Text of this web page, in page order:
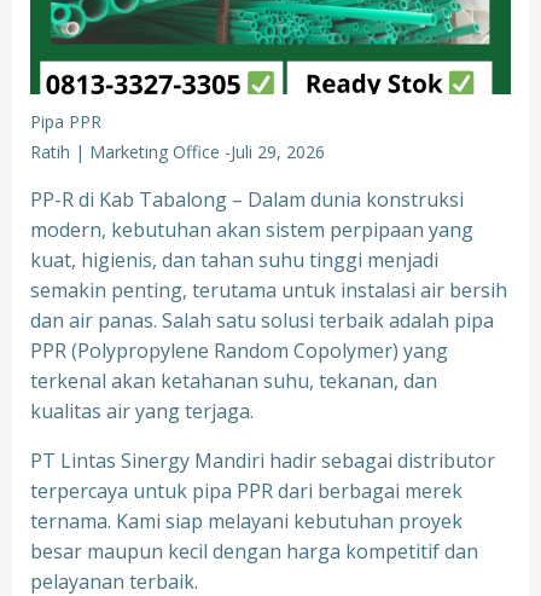
Pipa PPR
Ratih | Marketing Office -Juli 29, 2026
PP-R di Kab Tabalong – Dalam dunia konstruksi
modern, kebutuhan akan sistem perpipaan yang
kuat, higienis, dan tahan suhu tinggi menjadi
semakin penting, terutama untuk instalasi air bersih
dan air panas. Salah satu solusi terbaik adalah pipa
PPR (Polypropylene Random Copolymer) yang
terkenal akan ketahanan suhu, tekanan, dan
kualitas air yang terjaga.
PT Lintas Sinergy Mandiri hadir sebagai distributor
terpercaya untuk pipa PPR dari berbagai merek
ternama. Kami siap melayani kebutuhan proyek
besar maupun kecil dengan harga kompetitif dan
pelayanan terbaik.